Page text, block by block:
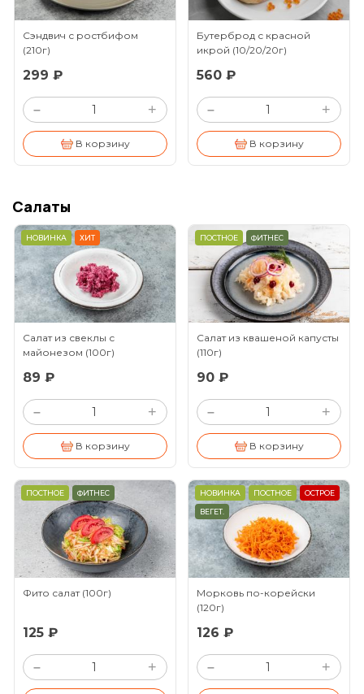
Сэндвич с ростбифом
(210г)
299 ₽
– +
В корзину
Бутерброд с красной
икрой (10/20/20г)
560 ₽
– +
В корзину
Салаты
НОВИНКА ХИТ
Салат из свеклы с
майонезом (100г)
89 ₽
– +
В корзину
ПОСТНОЕ ФИТНЕС
Салат из квашеной капусты
(110г)
90 ₽
– +
В корзину
ПОСТНОЕ ФИТНЕС
Фито салат (100г)
125 ₽
– +
НОВИНКА ПОСТНОЕ ОСТРОЕ
ВЕГЕТ.
Морковь по-корейски
(120г)
126 ₽
– +